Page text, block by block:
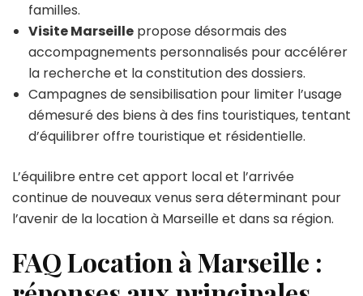
familles.
Visite Marseille propose désormais des
accompagnements personnalisés pour accélérer
la recherche et la constitution des dossiers.
Campagnes de sensibilisation pour limiter l’usage
démesuré des biens à des fins touristiques, tentant
d’équilibrer offre touristique et résidentielle.
L’équilibre entre cet apport local et l’arrivée
continue de nouveaux venus sera déterminant pour
l’avenir de la location à Marseille et dans sa région.
FAQ Location à Marseille :